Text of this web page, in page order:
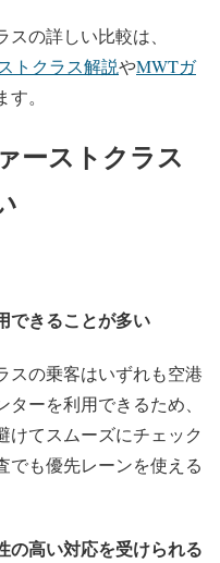
の詳しい比較は、
トクラス解説やMWTガ
。
ーストクラス
できることが多い
スの乗客はいずれも空港
ーを利用できるため、
けてスムーズにチェック
でも優先レーンを使える
の高い対応を受けられる